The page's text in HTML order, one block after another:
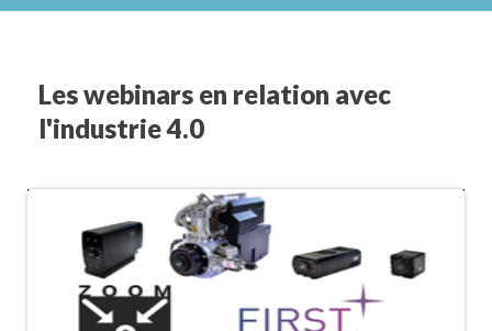
Les webinars en relation avec
l'industrie 4.0